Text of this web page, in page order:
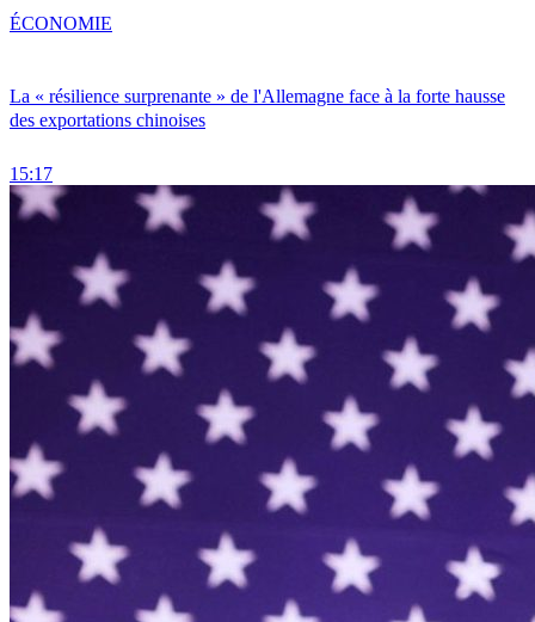
La « résilience surprenante » de l'Allemagne face à la forte hausse
des exportations chinoises
15:17
ÉCONOMIE